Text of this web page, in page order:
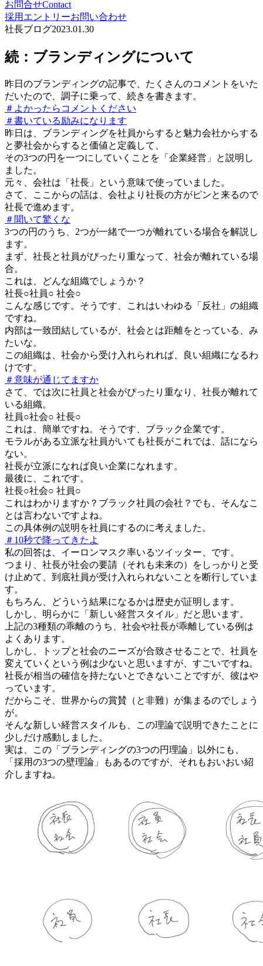
お問合せContact
採用エントリーお問い合わせ
社長ブログ2023.01.30
続：ブランディングについて
昨日のブランディングの記事で、たくさんのコメントをいた
だいたので、調子に乗って、続きを書きます。
＃よかったらコメントください
＃書いている励みになります
昨日は、ブランディングを社員からすると魅力会社からする
と夢社会からすると価値と定義して、
その3つの円を一つにしていくことを「企業経営」と説明し
ました。
元々、会社は「社長」という意味で使っていました。
さて、ここからの話は、会社より社長の方がピンと来るので
社長で進めます。
＃聞いて驚くな
3つの円のうち、2つが一緒で一つが離れている場合を解説し
ます。
まず、社長と社員がぴったり重なって、社会が離れている場
合。
これは、どんな組織でしょうか？
社長○社員○ 社会○
こんな感じです。そうです、これはいわゆる「反社」の組織
ですね。
内部は一致団結しているが、社会とは距離をとっている、み
たいな。
この組織は、社会から受け入れられれば、良い組織になるわ
けです。
＃意味が通じてますか
さて、では次に社員と社会がぴったり重なり、社長が離れて
いる組織。
社員○社会○ 社長○
これは、簡単ですね。そうです、ブラック企業です。
モラルがある立派な社員がいても社長がこれでは、話になら
ない。
社長が立派になれば良い企業になれます。
最後に、これです。
社長○社会○ 社員○
これはわかりますか？ブラック社員の会社？でも、そんなこ
とは言わないですよね。
この具体例の説明を社員にするのに考えました。
＃10秒で降ってきたよ
私の回答は、イーロンマスク率いるツイッター、です。
つまり、社長が社会の要請（それも未来の）をしっかりと受
け止めて、到底社員が受け入れられないことを断行していま
す。
もちろん、どういう結果になるかは歴史が証明します。
しかし、明らかに「新しい経営スタイル」だと思います。
上記の3種類の乖離のうち、社会や社長が乖離している例は
よくあります。
しかし、トップと社会のニーズが合致させることで、社員を
変えていくという例は少ないと思いますが、すごいですね。
社長が相当の確信を持たないとできないことですが、彼はや
っています。
だからこそ、世界からの賞賛（と非難）が集まるのでしょう
が。
そんな新しい経営スタイルも、この理論で説明できたことに
少しだけ感動しました。
実は、この「ブランディングの3つの円理論」以外にも、
「採用の3つの壁理論」もあるのですが、それもおいおい紹
介しますね。